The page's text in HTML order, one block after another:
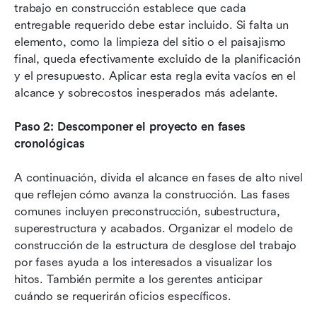
trabajo en construcción establece que cada
entregable requerido debe estar incluido. Si falta un
elemento, como la limpieza del sitio o el paisajismo
final, queda efectivamente excluido de la planificación
y el presupuesto. Aplicar esta regla evita vacíos en el
alcance y sobrecostos inesperados más adelante.
Paso 2: Descomponer el proyecto en fases
cronológicas
A continuación, divida el alcance en fases de alto nivel
que reflejen cómo avanza la construcción. Las fases
comunes incluyen preconstrucción, subestructura,
superestructura y acabados. Organizar el modelo de
construcción de la estructura de desglose del trabajo
por fases ayuda a los interesados a visualizar los
hitos. También permite a los gerentes anticipar
cuándo se requerirán oficios específicos.